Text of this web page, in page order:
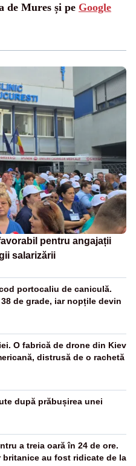
de Mures și pe Google
pentru angajații
salarizării
portocaliu de caniculă.
de grade, iar nopțile devin
O fabrică de drone din Kiev
distrusă de o rachetă
după prăbușirea unei
a treia oară în 24 de ore.
britanice au fost ridicate de la